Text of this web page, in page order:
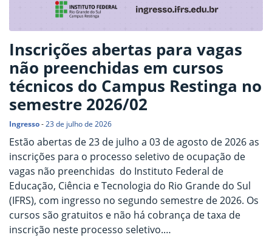
Inscrições abertas para vagas
não preenchidas em cursos
técnicos do Campus Restinga no
semestre 2026/02
Ingresso-23 de julho de 2026
Estão abertas de 23 de julho a 03 de agosto de 2026 as
inscrições para o processo seletivo de ocupação de
vagas não preenchidas do Instituto Federal de
Educação, Ciência e Tecnologia do Rio Grande do Sul
(IFRS), com ingresso no segundo semestre de 2026. Os
cursos são gratuitos e não há cobrança de taxa de
inscrição neste processo seletivo.…